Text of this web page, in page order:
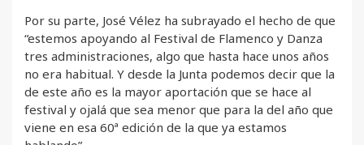
Por su parte, José Vélez ha subrayado el hecho de que
“estemos apoyando al Festival de Flamenco y Danza
tres administraciones, algo que hasta hace unos años
no era habitual. Y desde la Junta podemos decir que la
de este año es la mayor aportación que se hace al
festival y ojalá que sea menor que para la del año que
viene en esa 60ª edición de la que ya estamos